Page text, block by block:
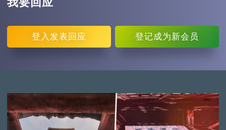
登入 发表回应 登记成为新会员